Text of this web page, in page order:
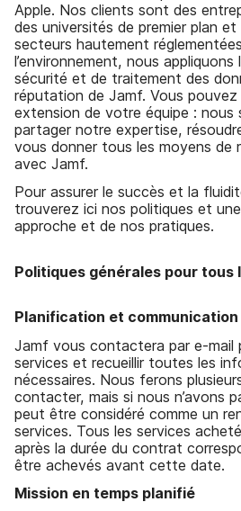
l
Apple. Nos clients sont des
des universités de premier plan
secteurs hautement
l’environnement, nous
sécurité et de traitement des
réputation de Jamf. Vous
extension de votre équipe : nous
partager notre expertise,
vous donner tous les moyens de
avec Jamf.
Pour assurer le succès et la
trouverez ici nos politiques et
approche et de nos pratiques.
Politiques générales pour tous
Planification et communication
Jamf vous contactera par e-mail
services et recueillir toutes les
nécessaires. Nous ferons
contacter, mais si nous n’avons
peut être considéré comme un
services. Tous les services
après la durée du contrat
être achevés avant cette date.
Mission en temps planifié